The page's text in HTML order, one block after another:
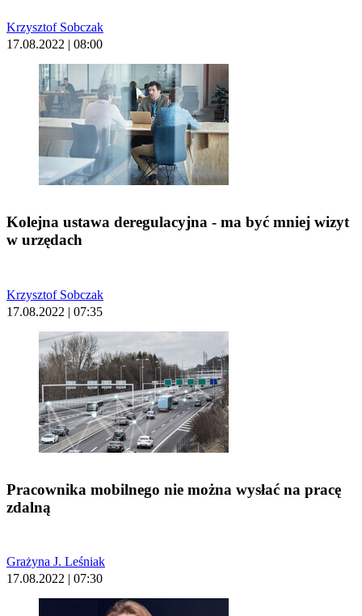
Krzysztof Sobczak
17.08.2022 | 08:00
Kolejna ustawa deregulacyjna - ma być mniej wizyt
w urzędach
Krzysztof Sobczak
17.08.2022 | 07:35
Pracownika mobilnego nie można wysłać na pracę
zdalną
Grażyna J. Leśniak
17.08.2022 | 07:30